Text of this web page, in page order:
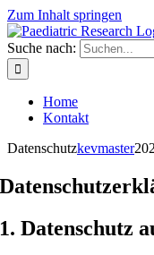
Zum Inhalt springen
Suche nach:
Home
Kontakt
Datenschutzkevmaster
1. Datenschutz